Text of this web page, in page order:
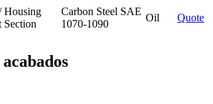
Housing
Section
Carbon Steel SAE
1070-1090
Oil Quote